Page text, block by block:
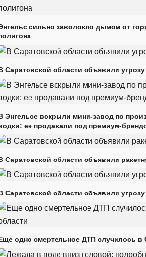
сильно заволокло дымом от
Саратовской области объявили
Энгельсе вскрыли мини-завод по
ее продавали под премиум-
Саратовской области объявили
Саратовской области объявили
одно смертельное ДТП случилось в